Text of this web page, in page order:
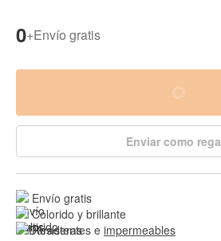
0+Envío gratis
Enviar como
Envío gratis
Colorido y brillante
Resistentes e impermeables